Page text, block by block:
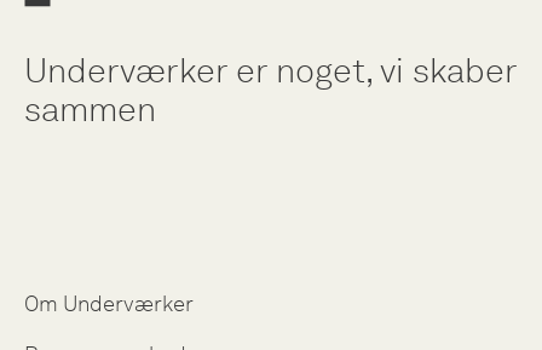
Underværker er noget, vi skaber
sammen
Om Underværker